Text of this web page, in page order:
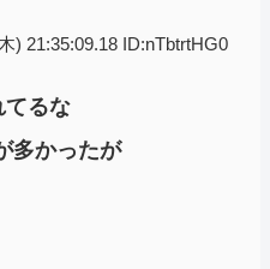
) 21:35:09.18 ID:nTbtrtHG0
てるな
多かったが